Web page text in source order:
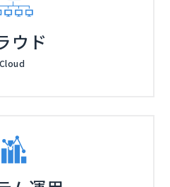
ウド
Cloud